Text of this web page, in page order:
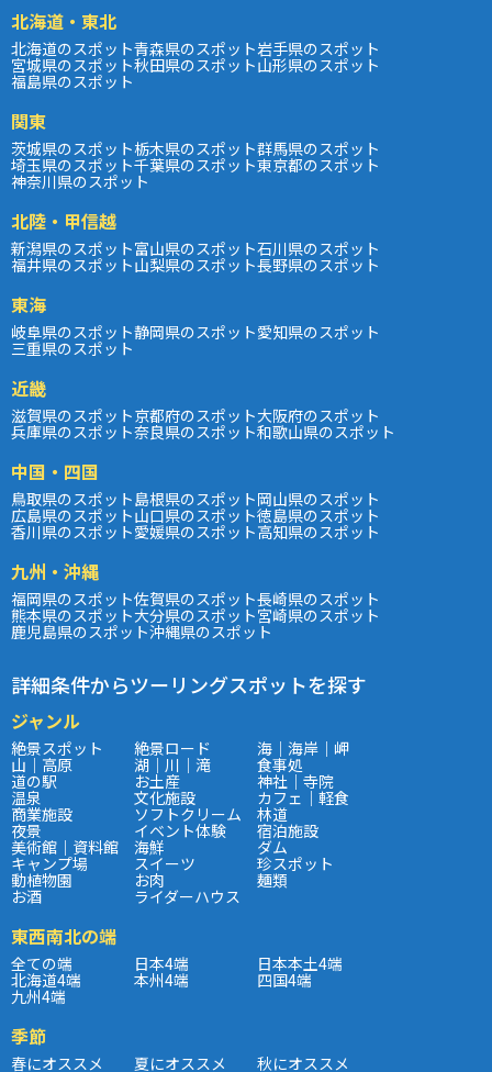
北海道・東北
北海道のスポット青森県のスポット岩手県のスポット
宮城県のスポット秋田県のスポット山形県のスポット
福島県のスポット
関東
茨城県のスポット栃木県のスポット群馬県のスポット
埼玉県のスポット千葉県のスポット東京都のスポット
神奈川県のスポット
北陸・甲信越
新潟県のスポット富山県のスポット石川県のスポット
福井県のスポット山梨県のスポット長野県のスポット
東海
岐阜県のスポット静岡県のスポット愛知県のスポット
三重県のスポット
近畿
滋賀県のスポット京都府のスポット大阪府のスポット
兵庫県のスポット奈良県のスポット和歌山県のスポット
中国・四国
鳥取県のスポット島根県のスポット岡山県のスポット
広島県のスポット山口県のスポット徳島県のスポット
香川県のスポット愛媛県のスポット高知県のスポット
九州・沖縄
福岡県のスポット佐賀県のスポット長崎県のスポット
熊本県のスポット大分県のスポット宮崎県のスポット
鹿児島県のスポット沖縄県のスポット
詳細条件からツーリングスポットを探す
ジャンル
絶景スポット 絶景ロード 海｜海岸｜岬
山｜高原 湖｜川｜滝 食事処
道の駅 お土産 神社｜寺院
温泉 文化施設 カフェ｜軽食
商業施設 ソフトクリーム 林道
夜景 イベント体験 宿泊施設
美術館｜資料館 海鮮 ダム
キャンプ場 スイーツ 珍スポット
動植物園 お肉 麺類
お酒 ライダーハウス
東西南北の端
全ての端 日本4端 日本本土4端
北海道4端 本州4端 四国4端
九州4端
季節
春にオススメ 夏にオススメ 秋にオススメ